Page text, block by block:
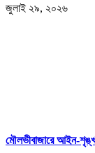
জুলাই ২৯, ২০২৬
মৌলভীবাজারে আইন-